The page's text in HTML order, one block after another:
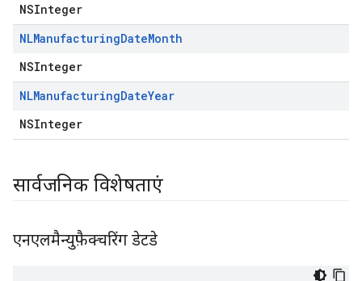
NSInteger
NLManufacturingDateMonth
NSInteger
NLManufacturingDateYear
NSInteger
सार्वजनिक विशेषताएं
एनएलमैन्युफ़ैक्चरिंग डेटडे